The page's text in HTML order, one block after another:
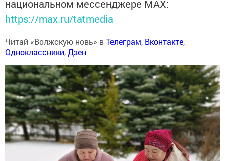
национальном мессенджере MАХ:
https://max.ru/tatmedia
Читай «Волжскую новь» вТелеграм, Вконтакте,
Одноклассники,Дзен